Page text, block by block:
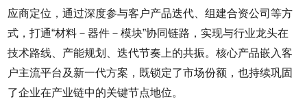
应商定位，通过深度参与客户产品迭代、组建合资公司等方
式，打通“材料－器件－模块”协同链路，实现与行业龙头在
技术路线、产能规划、迭代节奏上的共振。核心产品嵌入客
户主流平台及新一代方案，既锁定了市场份额，也持续巩固
了企业在产业链中的关键节点地位。